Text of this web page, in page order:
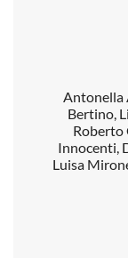
Antonella
Bertino,
Roberto
Innocenti,
Luisa